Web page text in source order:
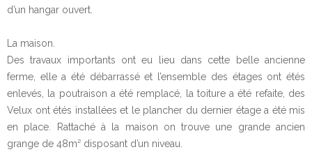
d’un hangar ouvert.
La maison.
Des travaux importants ont eu lieu dans cette belle ancienne
ferme, elle a été débarrassé et l’ensemble des étages ont étés
enlevés, la poutraison a été remplacé, la toiture a été refaite, des
Velux ont étés installées et le plancher du dernier étage a été mis
en place. Rattaché à la maison on trouve une grande ancien
grange de 48m² disposant d’un niveau.